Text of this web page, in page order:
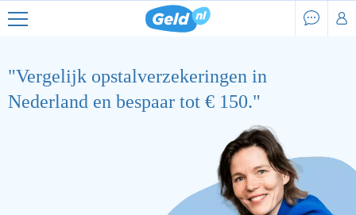
"Vergelijk opstalverzekeringen in
Nederland en bespaar tot € 150."